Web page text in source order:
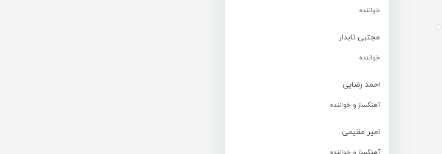
خواننده
مجتبی تابدار
خواننده
احمد رضایی
آهنگساز و خواننده
امیر مقیمی